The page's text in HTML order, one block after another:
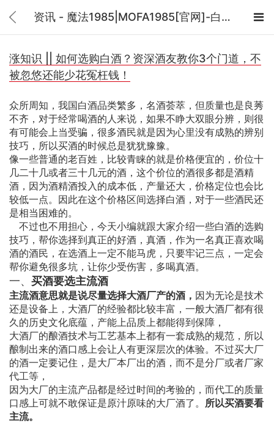
资讯 - 魔法1985|MOFA1985[官网]-白酒包装设计_酒包装设计公司_酒盒设计_酱酒包装设计 
涨知识 || 如何选购白酒？资深酒友教你3个门道，不
被忽悠还能少花冤枉钱！
众所周知，我国白酒品类繁多，名酒荟萃，但质量也是良莠
不齐，对于经常喝酒的人来说，如果不睁大双眼分辨，则很
有可能会上当受骗，很多酒民就是因为心里没有成熟的辨别
技巧，所以买酒的时候总是犹犹豫豫。
像一些普通的老百姓，比较青睐的就是价格便宜的，价位十
几二十几或者三十几元的酒，这个价位的酒很多都是酒精
酒，因为酒精酒投入的成本低，产量还大，价格定位也会比
较低一点。因此在这个价格区间选择白酒，对于一些酒民还
是相当困难的。
不过也不用担心，今天小编就跟大家介绍一些白酒的选购
技巧，帮你选择到真正的好酒，真酒，作为一名真正喜欢喝
酒的酒民，在选酒上一定不能马虎，只要牢记三点，一定会
帮你避免很多坑，让你少受伤害，多喝真酒。
一、 买酒要选主流酒
主流酒意思就是说尽量选择大酒厂产的酒， 因为无论是技术
还是设备上，大酒厂的经验都比较丰富，一般大酒厂都有很
久的历史文化底蕴，产能上品质上都能得到保障，
大酒厂的酿酒技术与工艺基本上都有一套成熟的规范，所以
酿制出来的酒口感上会让人有更深层次的体验。不过买大厂
的酒一定要记住，是大厂本厂出的酒，而不是分厂或者厂家
代工等，
因为大厂的主流产品都是经过时间的考验的，而代工的质量
口感上可就不敢保证是原汁原味的大厂酒了。 所以买酒要看
主流。